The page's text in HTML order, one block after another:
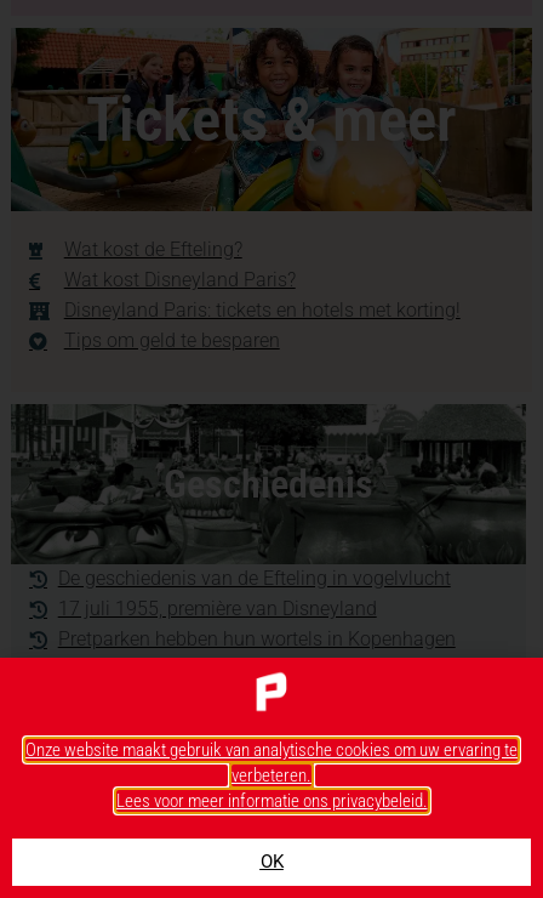
Tickets & meer
Wat kost de Efteling?
Wat kost Disneyland Paris?
Disneyland Paris: tickets en hotels met korting!
Tips om geld te besparen
Geschiedenis
De geschiedenis van de Efteling in vogelvlucht
17 juli 1955, première van Disneyland
Pretparken hebben hun wortels in Kopenhagen
Slagharen: van Ponypark tot Attractiepark
De geschiedenis van Toverland
Van Flevohof naar Walibi Holland
Wat ging er mis met het Land van Ooit?
Disneyland Paris, anno 1992
Walt Disney Studios, anno 2002
De geschiedenis van Bobbejaanland
Over Movie Park & Movie World
Onze website maakt gebruik van analytische cookies om uw ervaring te
verbeteren.
Lees voor meer informatie ons privacybeleid.
OK